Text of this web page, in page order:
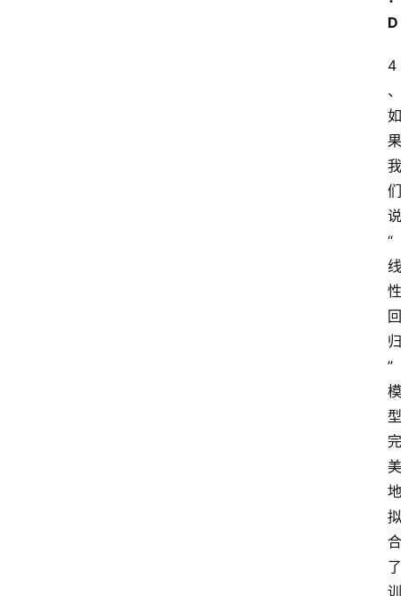
D
4
、
如
果
我
们
说
“
线
性
回
归
”
模
型
完
美
地
拟
合
了
训